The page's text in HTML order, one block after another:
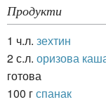
Продукти
1 ч.л. зехтин
2 с.л. оризова
готова
100 гспанак